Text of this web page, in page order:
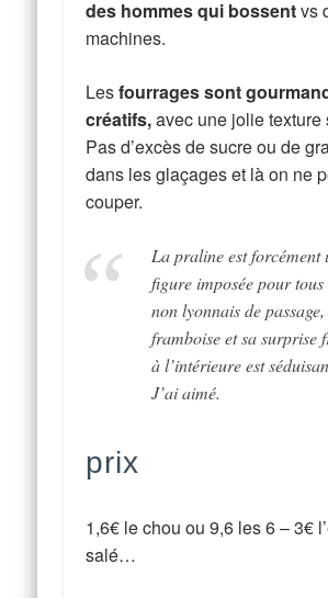
des hommes qui bossentvs
machines.
Lesfourrages sont
créatifs,avec une jolie texture
Pas d’excès de sucre ou de
dans les glaçages et là on ne
couper.
La praline est forcément
figure imposée pour tous
non lyonnais de
framboise et sa surprise
à l’intérieure est
J’ai aimé.
prix
1,6€ le chou ou 9,6 les 6 – 3€
salé…